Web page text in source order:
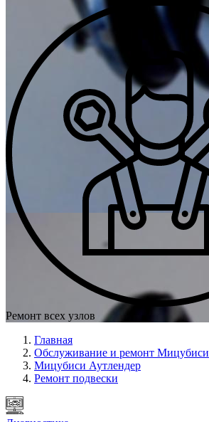
Ремонт всех узлов
Главная
Обслуживание и ремонт Мицубиси
Мицубиси Аутлендер
Ремонт подвески